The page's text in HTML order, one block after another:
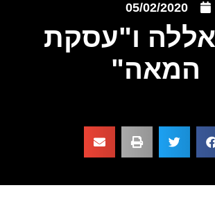
05/02/2020
ו"עסקת
המאה"